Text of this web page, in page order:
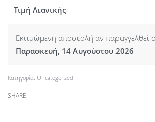
Τιμή Λιανικής
Εκτιμώμενη αποστολή αν παραγγελθεί
Παρασκευή, 14 Αυγούστου 2026
Κατηγορία: Uncategorized
SHARE